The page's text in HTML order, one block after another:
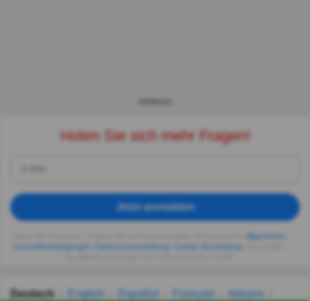
Holen Sie sich mehr Fragen!
Jetzt anmelden
Allgemeinen
Geschäftsbedingungen
Datenschutzerklärung Cookie-Verwendung
Deutsch English Español Français Italiano